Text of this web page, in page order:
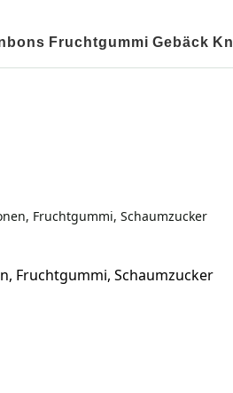
Fruchtgummi Gebäck
Fruchtgummi, Schaumzucker